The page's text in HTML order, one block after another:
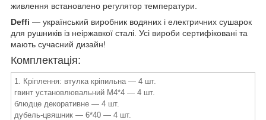
живлення встановлено регулятор температури.
Deffi — український виробник водяних і електричних сушарок
для рушників із неіржавкої сталі. Усі вироби сертифіковані та
мають сучасний дизайн!
Комплектація:
1. Кріплення: втулка кріпильна — 4 шт.
гвинт установлювальний М4*4 — 4 шт.
блюдце декоративне — 4 шт.
дубель-цвяшник — 6*40 — 4 шт.